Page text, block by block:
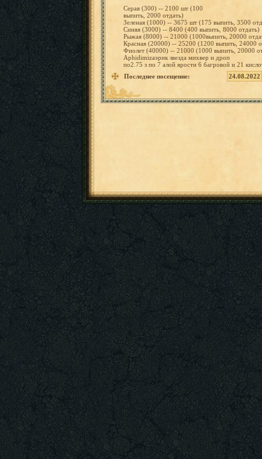
Серая (300) -- 2100 шт (100
выпить, 2000 отдать)
Зеленая (1000) -- 3675 шт (175 выпить, 3500
Синяя (3000) -- 8400 (400 выпить, 8000 отдать)
Рыжая (8000) -- 21000 (1000выпить, 20000
Красная (20000) -- 25200 (1200 выпить, 24000
Фиолет (40000) -- 21000 (1000 выпить, 20000
Aphidimizaэрик звезда михвер и дроп
по2.75 з по 7 алой ярости 6 багровой и 21
Последнее посещение:
24.08.2022